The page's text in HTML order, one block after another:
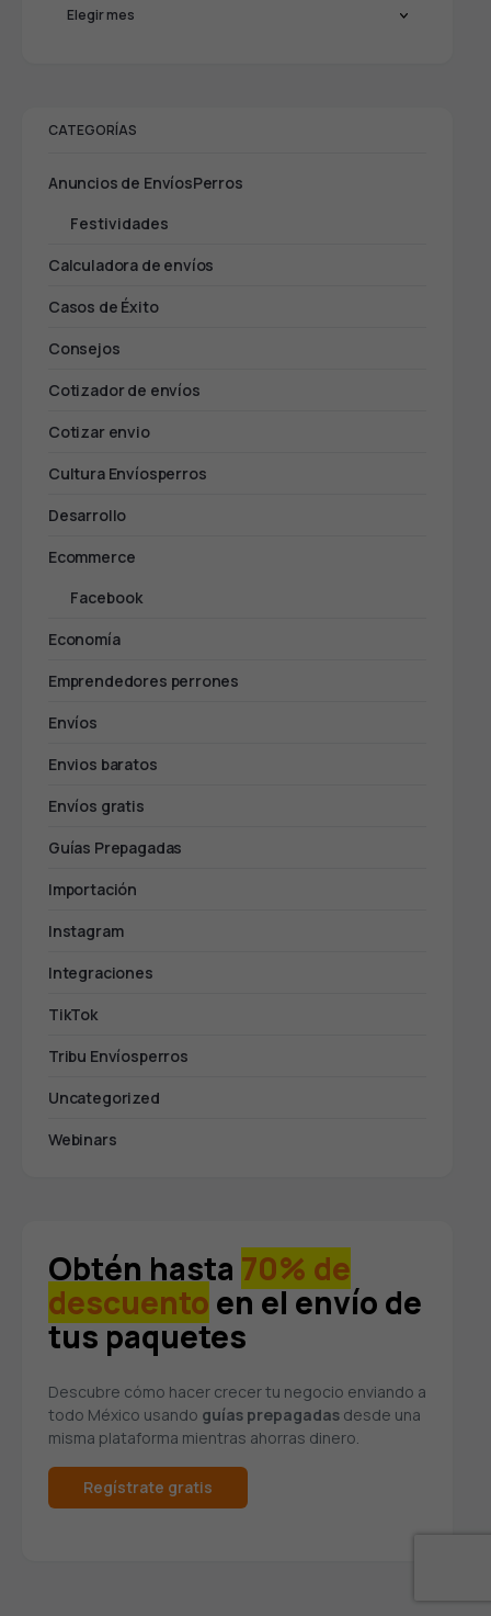
CATEGORÍAS
Anuncios de EnvíosPerros
Festividades
Calculadora de envíos
Casos de Éxito
Consejos
Cotizador de envíos
Cotizar envio
Cultura Envíosperros
Desarrollo
Ecommerce
Facebook
Economía
Emprendedores perrones
Envíos
Envios baratos
Envíos gratis
Guías Prepagadas
Importación
Instagram
Integraciones
TikTok
Tribu Envíosperros
Uncategorized
Webinars
Obtén hasta 70% de
descuento en el envío de
tus paquetes
Descubre cómo hacer crecer tu negocio enviando a
todo México usando guías prepagadas desde una
misma plataforma mientras ahorras dinero.
Regístrate gratis